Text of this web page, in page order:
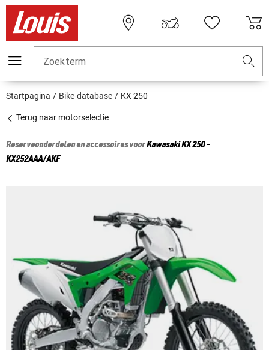
Zoekterm
Startpagina Bike-database KX 250
Terug naar motorselectie
Reserveonderdelen en accessoires voorKawasakiKX 250 -
KX252AAA/AKF